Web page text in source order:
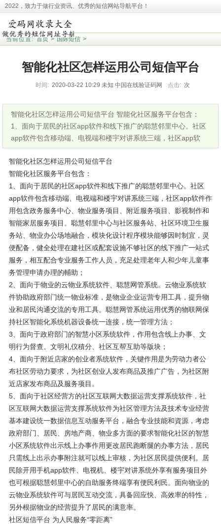
2022，致力于做行业资讯、优秀的短信网站导航平台！
本站收录相关网址皆来源于网络，欢迎广大用户反馈问题网站，本站将第一时间清
理！并且提醒大家！
当前位置:
首页 > 国际短信 >
智能化社区怎样运用公司短信平台
时间: 2020-03-22 10:29 未知 中国在线验证码网 点击: 次
智能化社区怎样运用公司短信平台 智能化社区服务平台包含：
1、面向于居民的社区app软件和线下推广的聪慧邻里中心。社区
app软件包含移动端、电视端和楼宇对讲系统三端，社区app软
智能化社区怎样运用公司短信平台
智能化社区服务平台包含：
1、面向于居民的社区app软件和线下推广的聪慧邻里中心。社区
app软件包含移动端、电视端和楼宇对讲系统三端，社区app软件作
用包含政务服务中心、物业服务项目、附近服务项目、影视制作和
智能家居服务项目。聪慧邻里中心与社区服务站、社区环境卫生服
务站、物业办公场地融合，模块化设计程序模块能够因时制宜，灵
便配备，健全处理在建社区或配套设施不够社区的线下推广一站式
服务，相互配合专业服务工作人员，充足处理老年人和少年儿童事
务管理申请办理的輔助；
2、面向于物业的云物业系统软件、聪慧网管系统。云物业系统软
件协助政府部门统一物业标准，是物业企业运营专用工具，提升物
业和居民沟通交流的专用工具。聪慧网管系统运用优秀的物联网保
持社区智能化系统机器设备统一连接，统一管理方法；
3、面向于政府部门的智慧小区系统软件，作用包含线上办事、文
明行为督查、文明礼仪積分、社区互帮互助等版块；
4、面向于附近店家的创业者系统软件，关键作用是为劳动力者公
布社区劳动力要求，为社区创业人发布商品及推广广告，为社区附
近店家发布商品及服务项目。
5、面向于社区经营方的社区互联网大数据运营支撑系统软件，社
区互联网大数据运营支撑系统软件为社区管理方法及技术专业经营
基本建设统一数据信息互动服务平台，融合专业技能和資源，考虑
政府部门、居民、房地产商、物业多方面的要求智能化社区的智慧
小区系统软件出示线上办事作用更改居民跑断腿的办事方法，居民
只需线上出示办事附注就可以线上审核，为社区居民提供便利。居
民除开用手机app软件、电视机、楼宇对讲系统外享有服务项目外
也可根据聪慧邻里中心的自助服务终端享有便民利民。面向物业的
云物业系统软件可与居民互动交流，具备回应快、高效率的特性，
另外根据物业的经营提升了居民的满意率。
社区短信平台 为人民服务“零距离”